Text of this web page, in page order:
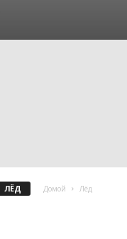
ЛЁД Домой Лёд